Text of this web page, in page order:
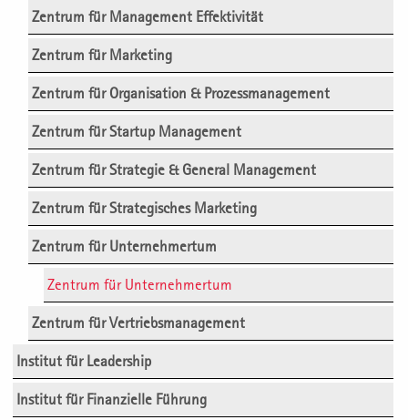
Zentrum für Management Effektivität
Zentrum für Marketing
Zentrum für Organisation & Prozessmanagement
Zentrum für Startup Management
Zentrum für Strategie & General Management
Zentrum für Strategisches Marketing
Zentrum für Unternehmertum
Zentrum für Unternehmertum
Zentrum für Vertriebsmanagement
Institut für Leadership
Institut für Finanzielle Führung